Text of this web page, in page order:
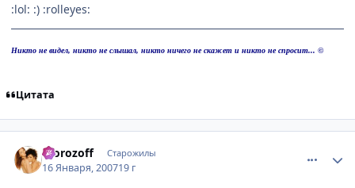
:lol: :) :rolleyes:
Никто не видел, никто не слышал, никто ничего не скажет и никто не спросит... ©
Цитата
morozoff Старожилы
16 Января, 200719 г